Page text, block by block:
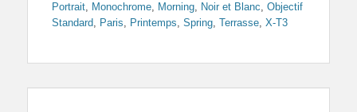
Portrait, Monochrome, Morning, Noir et Blanc, Objectif
Standard, Paris, Printemps, Spring, Terrasse, X-T3